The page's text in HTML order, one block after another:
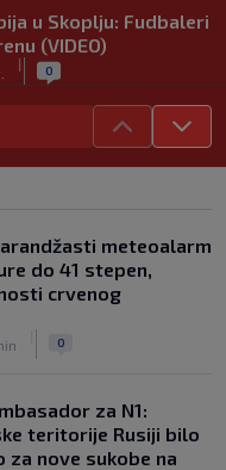
u Skoplju: Fudbaleri
(VIDEO)
| 0
se maskirao
i osam mjeseci: Sada
| 0
meteoalarm
do 41 stepen,
crvenog
0
za N1:
teritorije Rusiji bilo
nove sukobe na